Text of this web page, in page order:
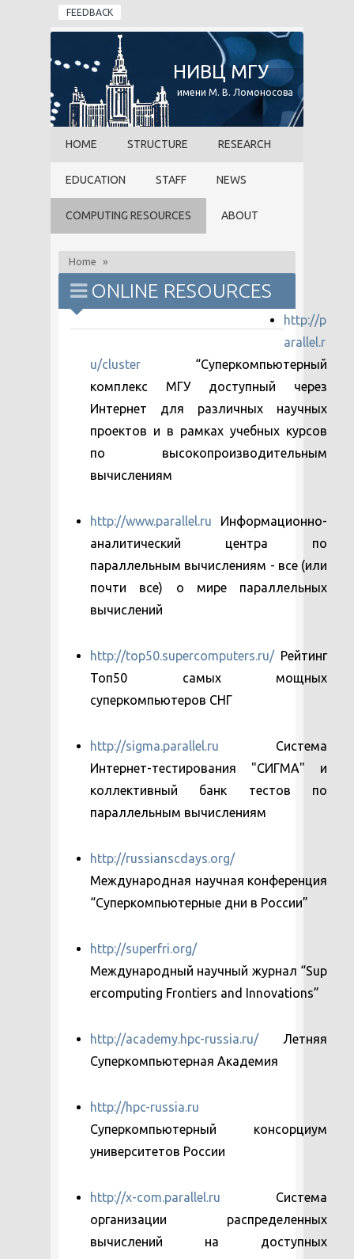
Skip to main content
FEEDBACK
НИВЦ МГУ
имени М. В. Ломоносова
HOME STRUCTURE RESEARCH
EDUCATION STAFF NEWS
COMPUTING RESOURCES ABOUT
Home »
ONLINE RESOURCES
http://p
arallel.r
u/cluster “Суперкомпьютерный
комплекс МГУ доступный через
Интернет для различных научных
проектов и в рамках учебных курсов
по высокопроизводительным
вычислениям
http://www.parallel.ru Информационно-
аналитический центра по
параллельным вычислениям - все (или
почти все) о мире параллельных
вычислений
http://top50.supercomputers.ru/Рейтинг
Топ50 самых мощных
суперкомпьютеров СНГ
http://sigma.parallel.ru Система
Интернет-тестирования "СИГМА" и
коллективный банк тестов по
параллельным вычислениям
http://russianscdays.org/
Международная научная конференция
“Суперкомпьютерные дни в России”
http://superfri.org/
Международный научный журнал “Sup
ercomputing Frontiers and Innovations”
http://academy.hpc-russia.ru/Летняя
Суперкомпьютерная Академия
http://hpc-russia.ru
Суперкомпьютерный консорциум
университетов России
http://x-com.parallel.ru Система
организации распределенных
вычислений на доступных